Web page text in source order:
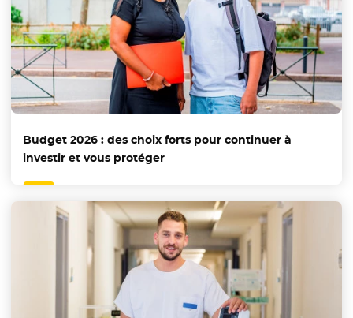
Budget 2026 : des choix forts pour continuer à
investir et vous protéger